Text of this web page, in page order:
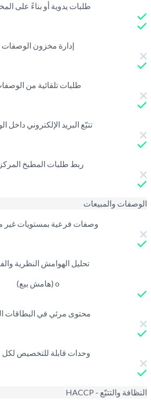
طلبات يدوية أو بناءً على
إدارة مخزون الوصفات
طلبات تلقائية من
تتبّع البريد الإلكتروني داخل
ربط طلبات المطبخ
الوصفات والمبيعات
وصفات فرعية بمستويات غير
تحليل الهوامش النظرية
o (هامش بيع)
محتوى مرئي في البطاقات
وحدات قابلة للتخصيص لكل
النظافة والتتبّع - HACCP